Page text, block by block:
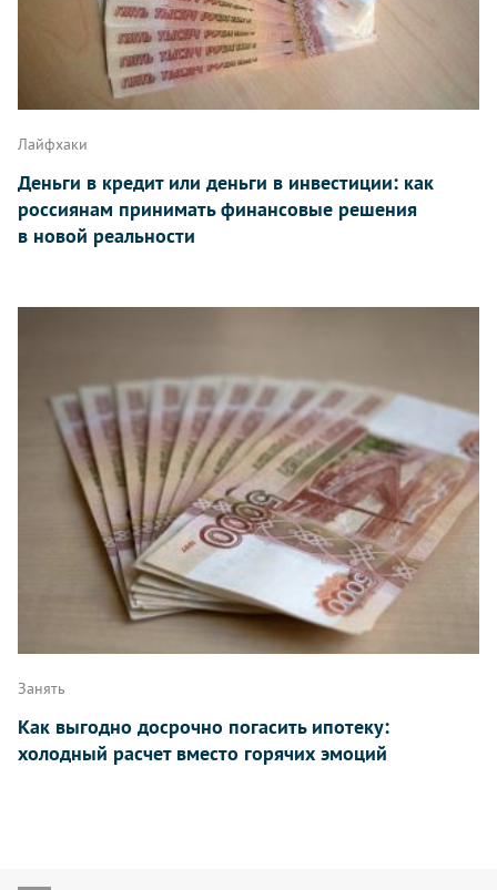
Лайфхаки
Деньги в кредит или деньги в инвестиции: как
россиянам принимать финансовые решения
в новой реальности
Занять
Как выгодно досрочно погасить ипотеку:
холодный расчет вместо горячих эмоций